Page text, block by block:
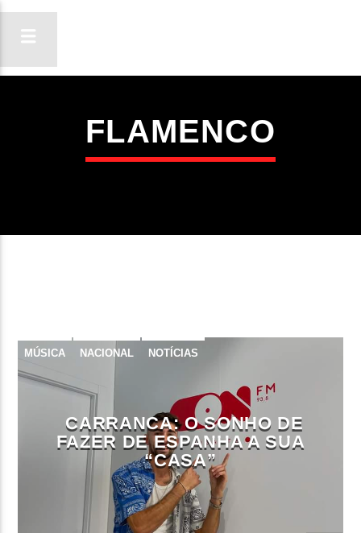
ON FM
LIGA-TE
FAIXA ATUAL
TÍTULO
ARTISTA
FLAMENCO
MÚSICA NACIONAL NOTÍCIAS
CARRANCA: O SONHO DE
FAZER DE ESPANHA A SUA
“CASA”